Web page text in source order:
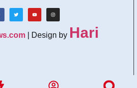
| Design by Hari